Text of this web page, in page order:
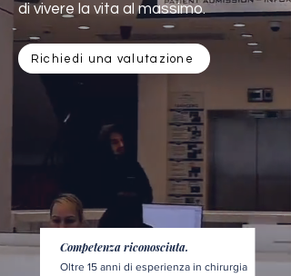
di vivere la vita al massimo.
Richiedi una valutazione
Competenza riconosciuta.
Oltre 15 anni di esperienza in chirurgia